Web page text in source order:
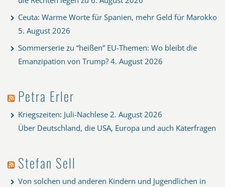
Ceuta: Warme Worte für Spanien, mehr Geld für Marokko
5. August 2026
Sommerserie zu “heißen” EU-Themen: Wo bleibt die
Emanzipation von Trump? 4. August 2026
Petra Erler
Kriegszeiten: Juli-Nachlese 2. August 2026
Über Deutschland, die USA, Europa und auch Katerfragen
Stefan Sell
Von solchen und anderen Kindern und Jugendlichen in